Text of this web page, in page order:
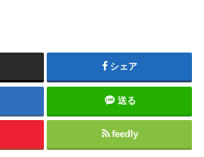
シェア
送る
feedly